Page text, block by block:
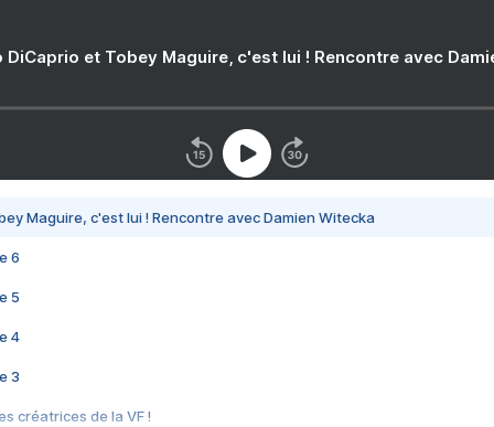
DiCaprio et Tobey Maguire, c'est lui ! Rencontre avec
Maguire, c'est lui ! Rencontre avec Damien Witecka
6
5
4
3
créatrices de la VF !